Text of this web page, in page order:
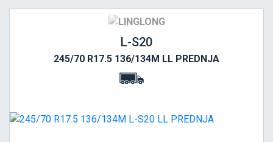
L-S20
245/70 R17.5 136/134M LL PREDNJA